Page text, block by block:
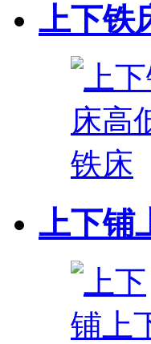
上下铁
上下铺